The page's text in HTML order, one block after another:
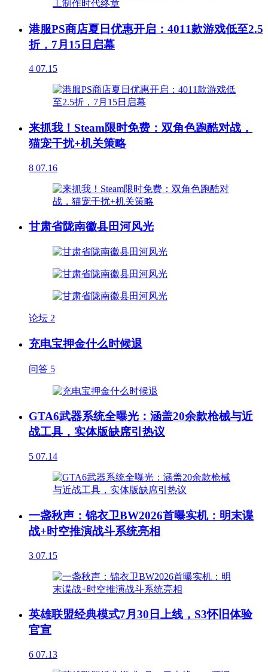
港服PS商店夏日优惠开启：4011款游戏低至2.5
折，7月15日启幕
4 07.15
来抓我！Steam限时免费：双角色跑酷对战，
猫宠干扰+机关策略
8 07.16
甘肃省陇南徽县田河风光
论坛 2
充电宝押金什么时候退
问答 5
GTA6武器系统全曝光：涵盖20余款枪械与近
战工具，实体版缺席引热议
5 07.14
一盏秋声：锦衣卫BW2026首曝实机：明末谍
战+时空推演战斗系统亮相
3 07.15
英雄联盟经典模式7月30日上线，S3怀旧体验
官宣
6 07.13